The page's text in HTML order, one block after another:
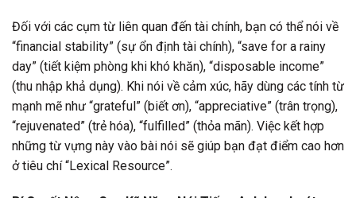
Đối với các cụm từ liên quan đến tài chính, bạn có thể nói về
“financial stability” (sự ổn định tài chính), “save for a rainy
day” (tiết kiệm phòng khi khó khăn), “disposable income”
(thu nhập khả dụng). Khi nói về cảm xúc, hãy dùng các tính từ
mạnh mẽ như “grateful” (biết ơn), “appreciative” (trân trọng),
“rejuvenated” (trẻ hóa), “fulfilled” (thỏa mãn). Việc kết hợp
những từ vựng này vào bài nói sẽ giúp bạn đạt điểm cao hơn
ở tiêu chí “Lexical Resource”.